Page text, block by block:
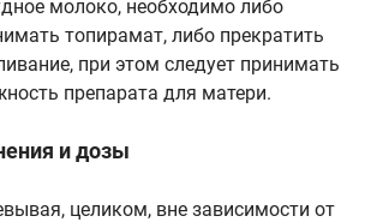
молоко, необходимо либо
топирамат, либо прекратить
при этом следует принимать
препарата для матери.
и дозы
целиком, вне зависимости от